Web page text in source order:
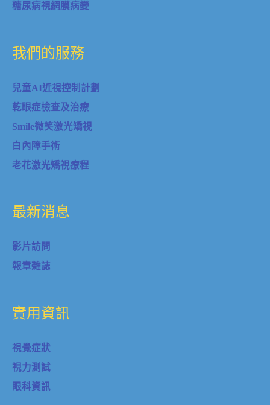
糖尿病視網膜病變
我們的服務
兒童AI近視控制計劃
乾眼症檢查及治療
Smile微笑激光矯視
白內障手術
老花激光矯視療程
最新消息
影片訪問
報章雜誌
實用資訊
視覺症狀
視力測試
眼科資訊